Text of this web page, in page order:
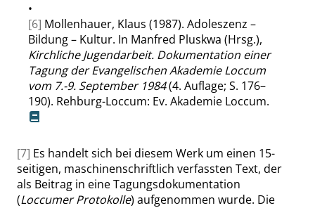
•
[6] Mollenhauer, Klaus (1987). Adoleszenz –
Bildung – Kultur. In Manfred Pluskwa (Hrsg.),
Kirchliche Jugendarbeit. Dokumentation einer
Tagung der Evangelischen Akademie Loccum
vom 7.-9. September 1984(4. Auflage; S. 176–
190). Rehburg-Loccum: Ev. Akademie Loccum.
[7] Es handelt sich bei diesem Werk um einen 15-
seitigen, maschinenschriftlich verfassten Text, der
als Beitrag in eine Tagungsdokumentation
(Loccumer Protokolle) aufgenommen wurde. Die